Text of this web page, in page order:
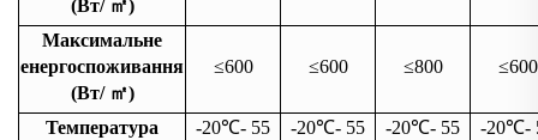
(Вт/ ㎡)
Максимальне
енергоспоживання
(Вт/ ㎡)
≤600 ≤600 ≤800 ≤600
Температура
-20℃- 55
-20℃- 55
-20℃- 55
-20℃-